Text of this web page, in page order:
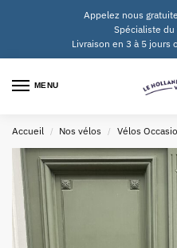
Appelez nous
Spécialiste du
Livraison en 3 à 5 jours
MENU
Accueil / Nos vélos / Vélos